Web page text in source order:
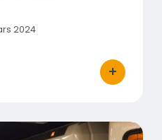
2024
+
bouton
l’air intérieur du métro